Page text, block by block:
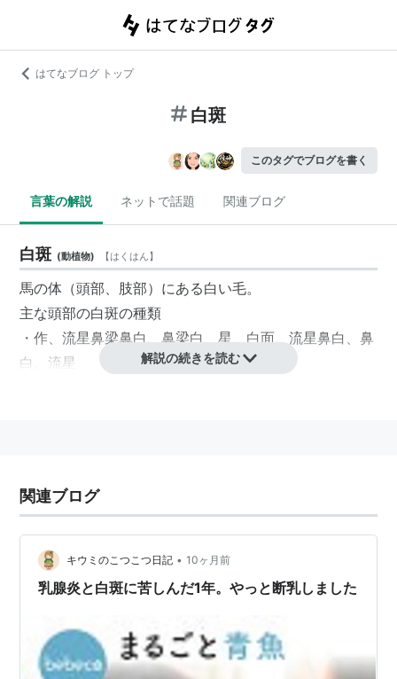
はてなブログ トップ
白斑
このタグでブログを書く
言葉の解説 ネットで話題 関連ブログ
白斑 (動植物) 【はくはん】
馬の体（頭部、肢部）にある白い毛。
主な頭部の白斑の種類
・作、流星鼻梁鼻白、鼻梁白、星、白面、流星鼻白、鼻
白、流星
白）
（競走馬例・ディープインパクト：頭部・星、肢部・右
前半白、右後一白、左後一白）
解説の続きを読む
関連ブログ
キウミのこつこつ日記 • 10ヶ月前
乳腺炎と白斑に苦しんだ1年。やっと断乳しました